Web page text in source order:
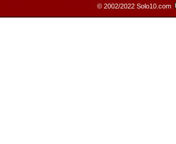
© 2002/2022 Solo10.com